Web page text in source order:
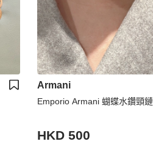
Armani
Emporio Armani 蝴蝶水鑽頸鏈
HKD 500